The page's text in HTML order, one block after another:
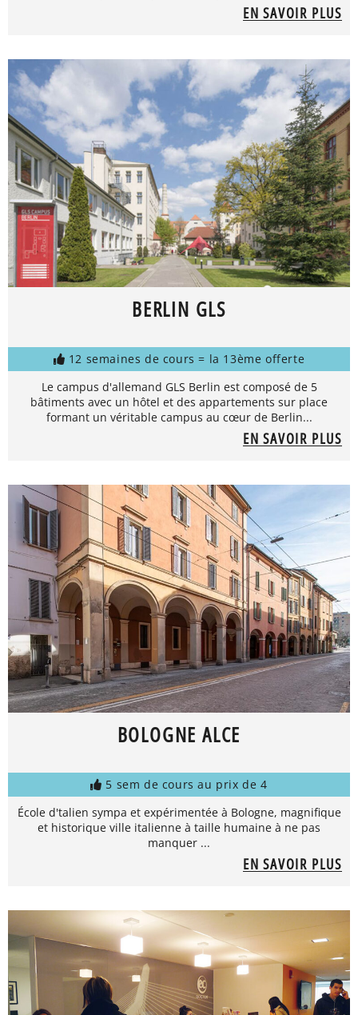
EN SAVOIR PLUS
BERLIN GLS
12 semaines de cours = la 13ème offerte
Le campus d'allemand GLS Berlin est composé de 5
bâtiments avec un hôtel et des appartements sur place
formant un véritable campus au cœur de Berlin...
EN SAVOIR PLUS
BOLOGNE ALCE
5 sem de cours au prix de 4
École d'talien sympa et expérimentée à Bologne, magnifique
et historique ville italienne à taille humaine à ne pas
manquer ...
EN SAVOIR PLUS